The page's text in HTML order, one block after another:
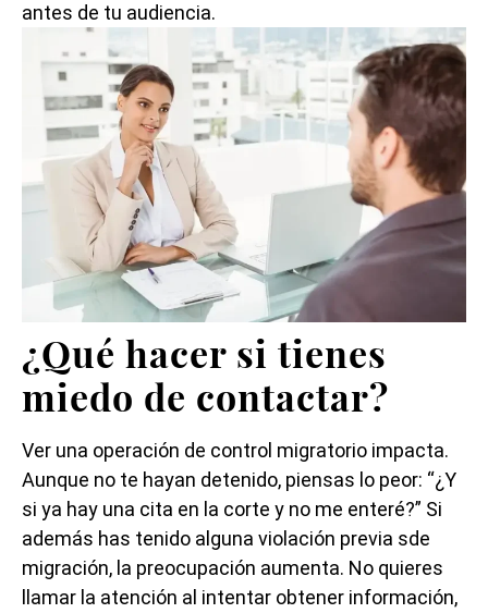
antes de tu audiencia.
¿Qué hacer si tienes
miedo de contactar?
Ver una operación de control migratorio impacta.
Aunque no te hayan detenido, piensas lo peor: “¿Y
si ya hay una cita en la corte y no me enteré?” Si
además has tenido alguna violación previa sde
migración, la preocupación aumenta. No quieres
llamar la atención al intentar obtener información,